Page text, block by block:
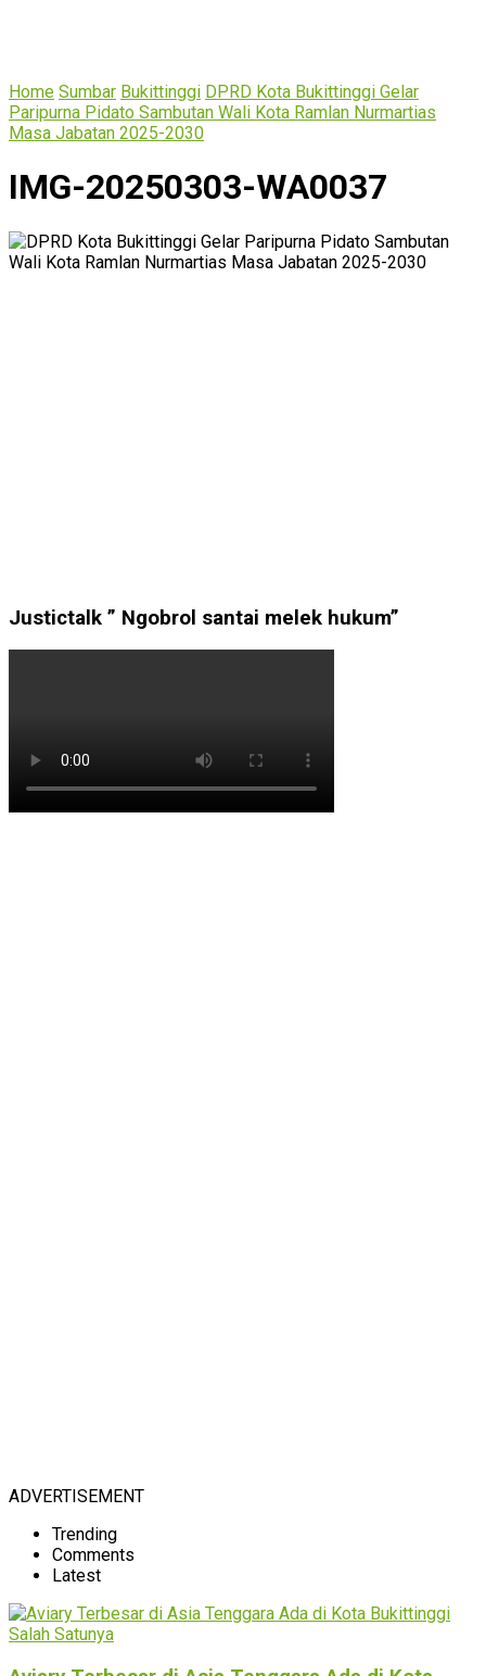
Home Sumbar Bukittinggi DPRD Kota Bukittinggi Gelar
Paripurna Pidato Sambutan Wali Kota Ramlan Nurmartias
Masa Jabatan 2025-2030
IMG-20250303-WA0037
Justictalk ” Ngobrol santai melek hukum”
ADVERTISEMENT
Trending
Comments
Latest